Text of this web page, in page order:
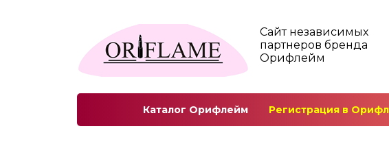
Сайт независимых
партнеров бренда
Орифлейм
Каталог Орифлейм Регистрация в